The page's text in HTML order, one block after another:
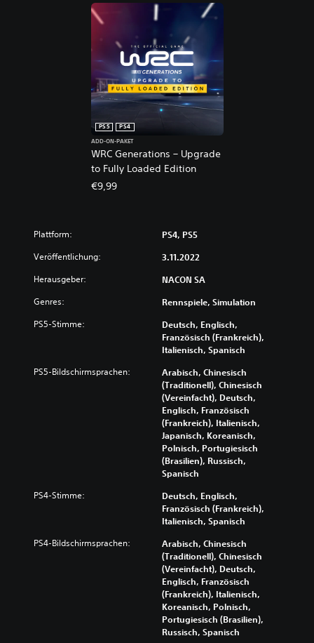
WRC Generations – Upgrade
to Fully Loaded Edition
PS5
PS4
ADD-ON-PAKET
€9,99
Plattform: PS4, PS5
Veröffentlichung: 3.11.2022
Herausgeber: NACON SA
Genres: Rennspiele, Simulation
PS5-Stimme:
Deutsch, Englisch,
Französisch (Frankreich),
Italienisch, Spanisch
PS5-Bildschirmsprachen:
Arabisch, Chinesisch
(Traditionell), Chinesisch
(Vereinfacht), Deutsch,
Englisch, Französisch
(Frankreich), Italienisch,
Japanisch, Koreanisch,
Polnisch, Portugiesisch
(Brasilien), Russisch,
Spanisch
PS4-Stimme:
Deutsch, Englisch,
Französisch (Frankreich),
Italienisch, Spanisch
PS4-Bildschirmsprachen:
Arabisch, Chinesisch
(Traditionell), Chinesisch
(Vereinfacht), Deutsch,
Englisch, Französisch
(Frankreich), Italienisch,
Koreanisch, Polnisch,
Portugiesisch (Brasilien),
Russisch, Spanisch